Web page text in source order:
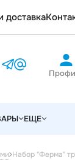
доставка
ЕЩЕ
Набор "Ферма"